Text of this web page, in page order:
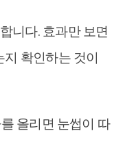
니다. 효과만 보면
지 확인하는 것이
올리면 눈썹이 따